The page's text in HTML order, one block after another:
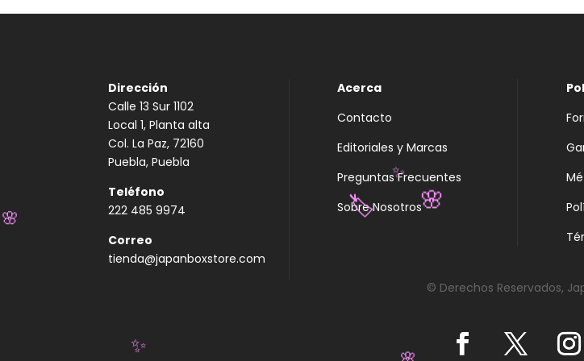
Dirección
Calle 13 Sur 1102
Local 1, Planta alta
Col. La Paz, 72160
Puebla, Puebla
Teléfono
222 485 9974
Correo
tienda@japanboxstore.com
Acerca
Contacto
Editoriales y Marcas
Preguntas Frecuentes
Sobre Nosotros
© Derechos Reservados,